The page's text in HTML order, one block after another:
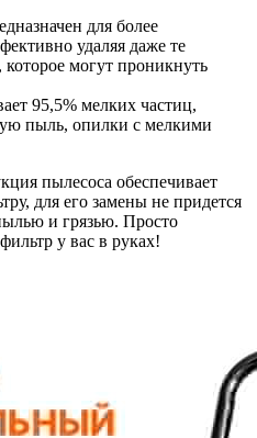
для более
удаляя даже те
могут проникнуть
95,5% мелких частиц,
пыль, опилки с мелкими
пылесоса обеспечивает
для его замены не придется
и грязью. Просто
у вас в руках!